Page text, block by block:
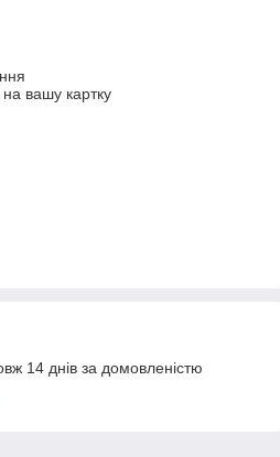
вашу картку
14 днів за домовленістю